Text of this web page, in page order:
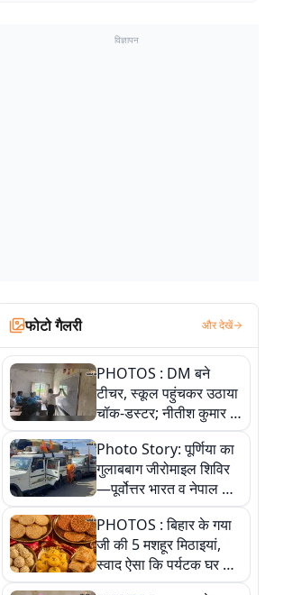
विज्ञापन
फोटो गैलरी और देखें
PHOTOS : DM बने
टीचर, स्कूल पहुंचकर उठाया
चॉक-डस्टर; नीतीश कुमार के
इस चहेते अधिकारी को
जानिए
Photo Story: पूर्णिया का
गुलाबबाग जीरोमाइल शिविर
—पूर्वोत्तर भारत व नेपाल के
कांवरियों का प्रमुख सेवा धाम
PHOTOS : बिहार के गया
जी की 5 मशहूर मिठाइयां,
स्वाद ऐसा कि पर्यटक घर ले
जाना नहीं भूलते, तस्वीरों में